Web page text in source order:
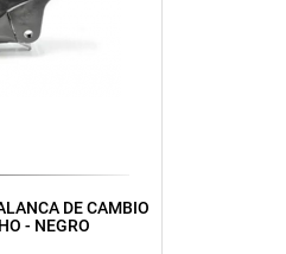
DE CAMBIO
- NEGRO